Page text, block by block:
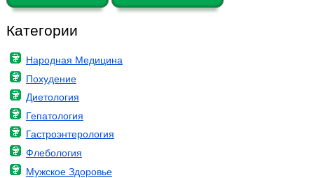
Категории
Народная Медицина
Похудение
Диетология
Гепатология
Гастроэнтерология
Флебология
Мужское Здоровье